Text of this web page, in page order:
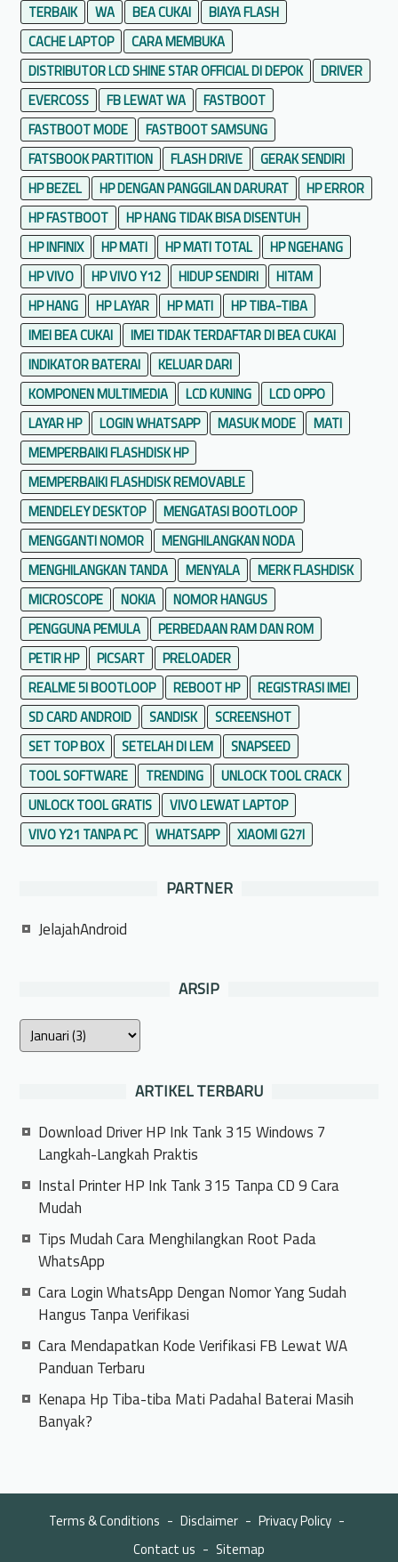
TERBAIK
WA BEA CUKAI
BIAYA FLASH
CACHE LAPTOP
CARA MEMBUKA
DISTRIBUTOR LCD SHINE STAR OFFICIAL DI DEPOK
DRIVER
EVERCOSS
FB LEWAT WA
FASTBOOT
FASTBOOT MODE
FASTBOOT SAMSUNG
FATSBOOK PARTITION
FLASH DRIVE
GERAK SENDIRI
HP BEZEL
HP DENGAN PANGGILAN DARURAT
HP ERROR
HP FASTBOOT
HP HANG TIDAK BISA DISENTUH
HP INFINIX
HP MATI HP MATI TOTAL
HP NGEHANG
HP VIVO
HP VIVO Y12 HIDUP SENDIRI
HITAM
HP HANG
HP LAYAR HP MATI
HP TIBA-TIBA
IMEI BEA CUKAI
IMEI TIDAK TERDAFTAR DI BEA CUKAI
INDIKATOR BATERAI
KELUAR DARI
KOMPONEN MULTIMEDIA
LCD KUNING
LCD OPPO
LAYAR HP
LOGIN WHATSAPP MASUK MODE
MATI
MEMPERBAIKI FLASHDISK HP
MEMPERBAIKI FLASHDISK REMOVABLE
MENDELEY DESKTOP
MENGATASI BOOTLOOP
MENGGANTI NOMOR
MENGHILANGKAN NODA
MENGHILANGKAN TANDA
MENYALA
MERK FLASHDISK
MICROSCOPE
NOKIA
NOMOR HANGUS
PENGGUNA PEMULA
PERBEDAAN RAM DAN ROM
PETIR HP
PICSART
PRELOADER
REALME 5I BOOTLOOP
REBOOT HP
REGISTRASI IMEI
SD CARD ANDROID
SANDISK
SCREENSHOT
SET TOP BOX
SETELAH DI LEM
SNAPSEED
TOOL SOFTWARE
TRENDING
UNLOCK TOOL CRACK
UNLOCK TOOL GRATIS
VIVO LEWAT LAPTOP
VIVO Y21 TANPA PC
WHATSAPP XIAOMI G27I
PARTNER
JelajahAndroid
ARSIP
ARTIKEL TERBARU
Download Driver HP Ink Tank 315 Windows 7
Langkah-Langkah Praktis
Instal Printer HP Ink Tank 315 Tanpa CD 9 Cara
Mudah
Tips Mudah Cara Menghilangkan Root Pada
WhatsApp
Cara Login WhatsApp Dengan Nomor Yang Sudah
Hangus Tanpa Verifikasi
Cara Mendapatkan Kode Verifikasi FB Lewat WA
Panduan Terbaru
Kenapa Hp Tiba-tiba Mati Padahal Baterai Masih
Banyak?
Terms & Conditions Disclaimer
Privacy Policy
Contact us
Sitemap